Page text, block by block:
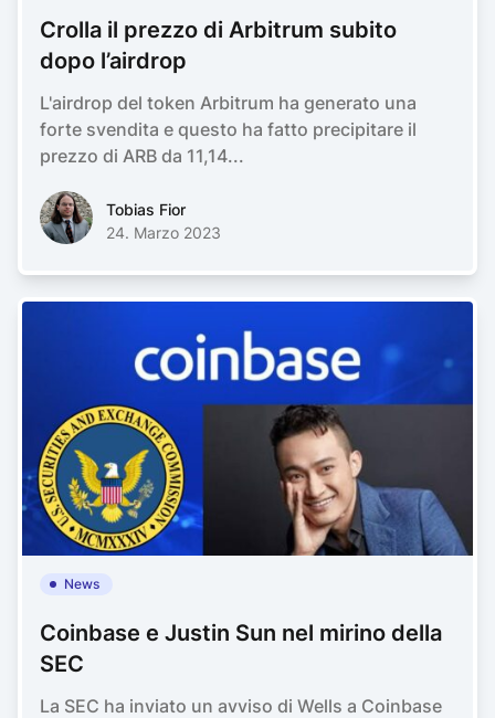
Crolla il prezzo di Arbitrum subito
dopo l’airdrop
L'airdrop del token Arbitrum ha generato una
forte svendita e questo ha fatto precipitare il
prezzo di ARB da 11,14...
Tobias FiorTobias Fior
Tobias Fior
24. Marzo 2023
News
Coinbase e Justin Sun nel mirino della
SEC
La SEC ha inviato un avviso di Wells a Coinbase